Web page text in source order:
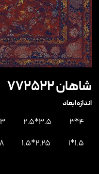
شاهان 772522
اندازه ابعاد
4*3
3.5*2.5
3*2
1.5*1
2.25*1.5